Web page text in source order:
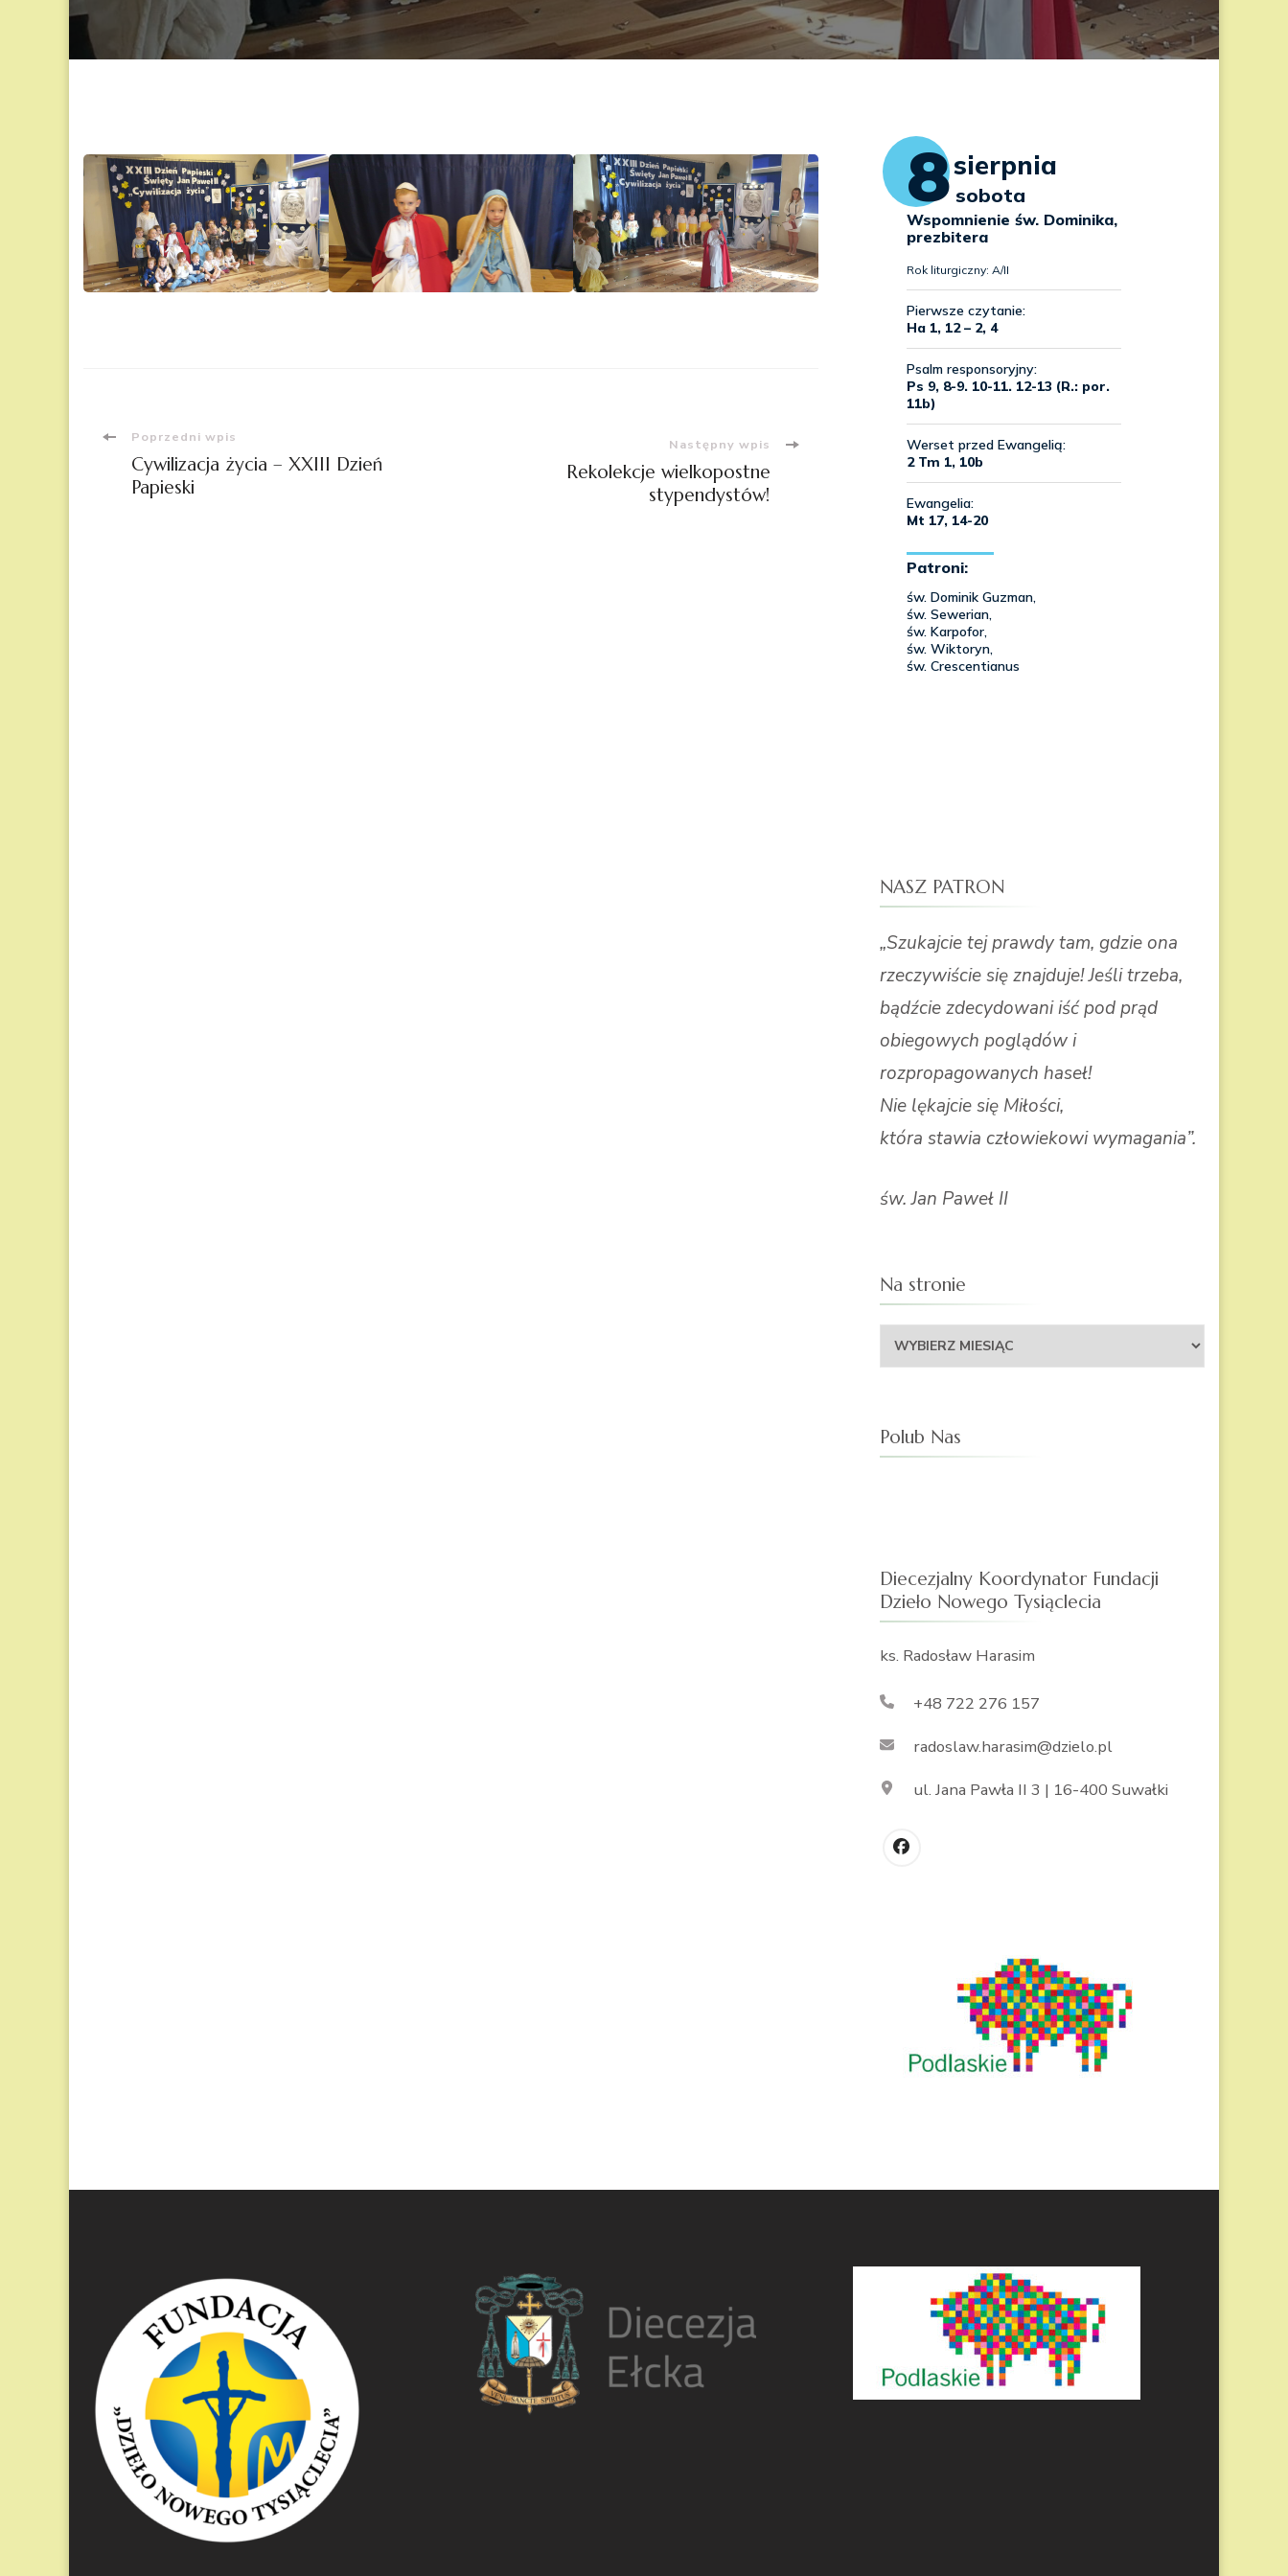
Nawigacja
wpisu
Poprzedni wpis
Cywilizacja życia – XXIII Dzień
Papieski
Następny wpis
Rekolekcje wielkopostne
stypendystów!
NASZ PATRON
„Szukajcie tej prawdy tam, gdzie ona
rzeczywiście się znajduje! Jeśli trzeba,
bądźcie zdecydowani iść pod prąd
obiegowych poglądów i
rozpropagowanych haseł!
Nie lękajcie się Miłości,
która stawia człowiekowi wymagania”.
św. Jan Paweł II
Na stronie
Na
stronie
Polub Nas
Diecezjalny Koordynator Fundacji
Dzieło Nowego Tysiąclecia
ks. Radosław Harasim
+48 722 276 157
radoslaw.harasim@dzielo.pl
ul. Jana Pawła II 3 | 16-400 Suwałki